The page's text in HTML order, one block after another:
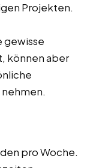
Projekten.
gewisse
können aber
pro Woche.